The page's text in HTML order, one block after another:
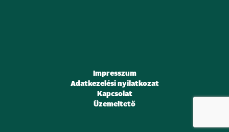
Impresszum
Adatkezelési nyilatkozat
Kapcsolat
Üzemeltető